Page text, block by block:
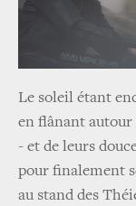
Le soleil étant
en flânant autour
- et de leurs
pour finalement
au stand des